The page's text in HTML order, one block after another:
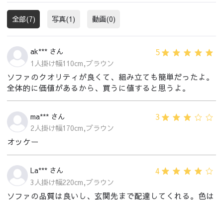
全部(7) 写真(1) 動画(0)
ak*** さん 5
1人掛け幅110cm,ブラウン
ソファのクオリティが良くて、組み立ても簡単だったよ。
全体的に価値があるから、買うに値すると思うよ。
ma*** さん 3
2人掛け幅170cm,ブラウン
オッケー
La*** さん 4
3人掛け幅220cm,ブラウン
ソファの品質は良いし、玄関先まで配達してくれる。色は